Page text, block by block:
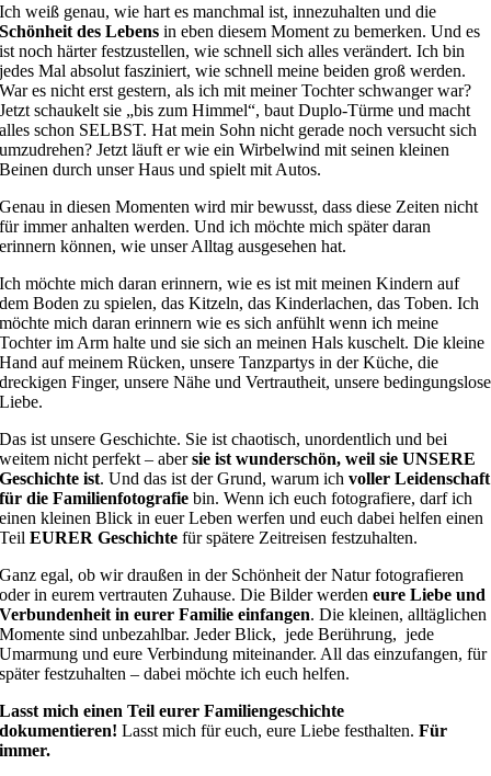
Ich weiß genau, wie hart es manchmal ist, innezuhalten und die
Schönheit des Lebens in eben diesem Moment zu bemerken. Und es
ist noch härter festzustellen, wie schnell sich alles verändert. Ich bin
jedes Mal absolut fasziniert, wie schnell meine beiden groß werden.
War es nicht erst gestern, als ich mit meiner Tochter schwanger war?
Jetzt schaukelt sie „bis zum Himmel“, baut Duplo-Türme und macht
alles schon SELBST. Hat mein Sohn nicht gerade noch versucht sich
umzudrehen? Jetzt läuft er wie ein Wirbelwind mit seinen kleinen
Beinen durch unser Haus und spielt mit Autos.
Genau in diesen Momenten wird mir bewusst, dass diese Zeiten nicht
für immer anhalten werden. Und ich möchte mich später daran
erinnern können, wie unser Alltag ausgesehen hat.
Ich möchte mich daran erinnern, wie es ist mit meinen Kindern auf
dem Boden zu spielen, das Kitzeln, das Kinderlachen, das Toben. Ich
möchte mich daran erinnern wie es sich anfühlt wenn ich meine
Tochter im Arm halte und sie sich an meinen Hals kuschelt. Die kleine
Hand auf meinem Rücken, unsere Tanzpartys in der Küche, die
dreckigen Finger, unsere Nähe und Vertrautheit, unsere bedingungslose
Liebe.
Das ist unsere Geschichte. Sie ist chaotisch, unordentlich und bei
weitem nicht perfekt – abersie ist wunderschön, weil sie UNSERE
Geschichte ist. Und das ist der Grund, warum ichvoller Leidenschaft
für die Familienfotografie bin. Wenn ich euch fotografiere, darf ich
einen kleinen Blick in euer Leben werfen und euch dabei helfen einen
TeilEURER Geschichte für spätere Zeitreisen festzuhalten.
Ganz egal, ob wir draußen in der Schönheit der Natur fotografieren
oder in eurem vertrauten Zuhause. Die Bilder werdeneure Liebe und
Verbundenheit in eurer Familie einfangen. Die kleinen, alltäglichen
Momente sind unbezahlbar. Jeder Blick, jede Berührung, jede
Umarmung und eure Verbindung miteinander. All das einzufangen, für
später festzuhalten – dabei möchte ich euch helfen.
Lasst mich einen Teil eurer Familiengeschichte
dokumentieren!Lasst mich für euch, eure Liebe festhalten.Für
immer.